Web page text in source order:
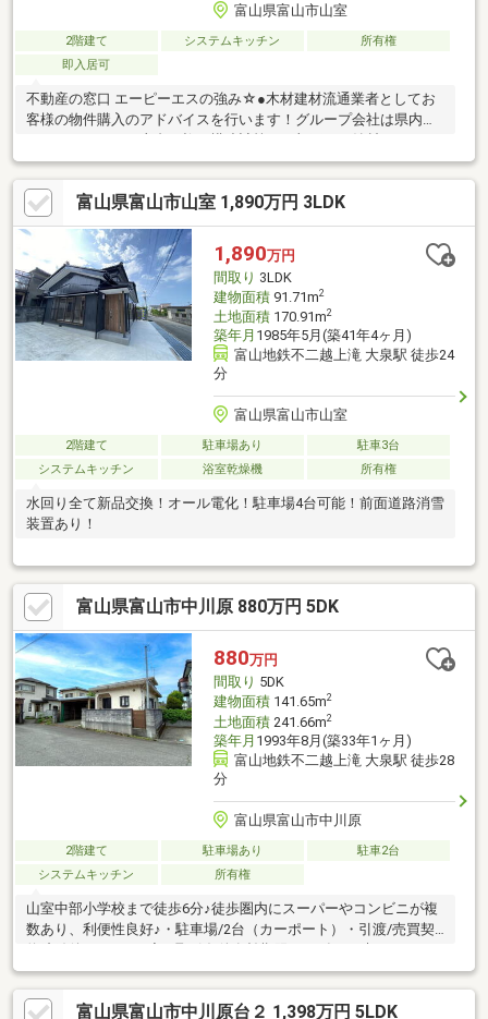
富山県富山市山室
2階建て システムキッチン
所有権
即入居可
不動産の窓口 エーピーエスの強み☆●木材建材流通業者としてお
客様の物件購入のアドバイスを行います！グループ会社は県内の
創業80周年以上ある アプト・シンコーです。木材のプロとして、
中身が見えない中古物件の購入に対して土台や柱、構造などのア
ドバイスも専門的に行えます。●土地探しから家探しまでノンス
トップでお手伝い！土地・家探し、資金計画から保険まで幅広い
分野のお手伝いをしています。●住み替えをご検討の方は是非！
当社では中古物件の買取から再販、仲介をしております。家の査
定も専門のプロフェッショナルが対応します。
富山県富山市山室 1,890万円 3LDK
1,890万円
間取り 3LDK
建物面積91.71m2
土地面積170.91m2
築年月 1985年5月(築41年4ヶ月)
富山地鉄不二越上滝 大泉駅 徒歩24
分
富山県富山市山室
2階建て 駐車場あり
駐車3台
システムキッチン
浴室乾燥機 所有権
水回り全て新品交換！オール電化！駐車場4台可能！前面道路消雪
装置あり！
富山県富山市中川原 880万円 5DK
880万円
間取り 5DK
建物面積141.65m2
土地面積241.66m2
築年月 1993年8月(築33年1ヶ月)
富山地鉄不二越上滝 大泉駅 徒歩28
分
富山県富山市中川原
2階建て 駐車場あり
駐車2台
システムキッチン
所有権
山室中部小学校まで徒歩6分♪徒歩圏内にスーパーやコンビニが複
数あり、利便性良好♪・駐車場/2台（カーポート）・引渡/売買契
富山県富山市中川原台２ 1,398万円 5LDK